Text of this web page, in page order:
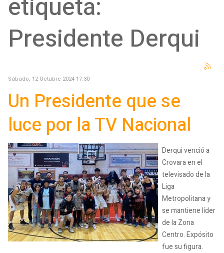
etiqueta:
Presidente Derqui
Sábado, 12 Octubre 2024 17:30
Un Presidente que se
luce por la TV Nacional
Derqui venció a
Crovara en el
televisado de la
Liga
Metropolitana y
se mantiene líder
de la Zona
Centro. Expósito
fue su figura.